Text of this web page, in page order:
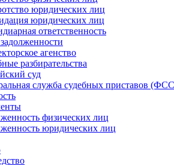
юридических лиц
юридических лиц
ответственность
агенство
разбирательства
суд
служба судебных приставов
физических лиц
юридических лиц